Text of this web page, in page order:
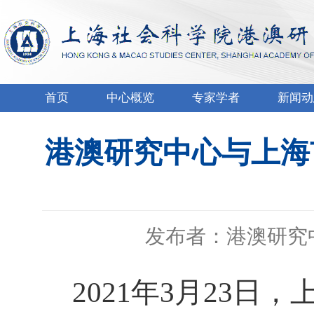
首页 中心概览 专家学者 新闻
港澳研究中心与上
发布者：港澳研究
2021年3 月 23 日，